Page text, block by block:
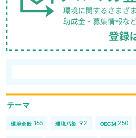
テーマ
環境全般 165 環境汚染 92 OECM 250